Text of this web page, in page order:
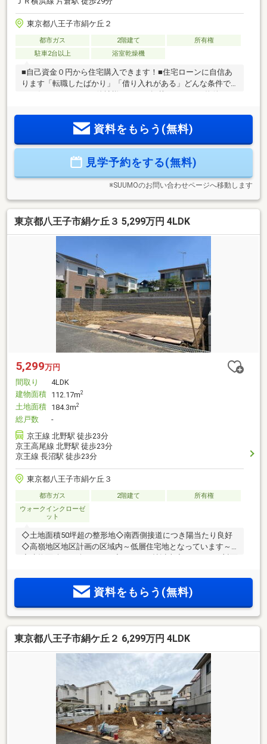
東京都八王子市絹ケ丘２
都市ガス 2階建て
所有権
駐車2台以上
浴室乾燥機
■自己資金０円から住宅購入できます！■住宅ローンに自信あ
ります「転職したばかり」「借り入れがある」どんな条件で
もお任せください！■他社様でネット掲載されている物件も、
日に限らず平日、営業時間外でもご対応可能です！東亜住宅
ではお客様が安心して頂けますよう常に新しい事を取り入れ
解消いたします。お住まい探しは東亜住宅にお任せくださ
い！ご見学予約は0120-60-1665【通話料無料】までお気軽に
資料をもらう(無料)
見学予約をする(無料)
※SUUMOのお問い合わせページへ移動します
東京都八王子市絹ケ丘３ 5,299万円 4LDK
5,299万円
間取り
4LDK
建物面積 112.17m2
土地面積 184.3m2
総戸数
-
京王線 北野駅 徒歩23分
京王高尾線 北野駅 徒歩23分
京王線 長沼駅 徒歩23分
東京都八王子市絹ケ丘３
都市ガス 2階建て
所有権
ウォークインクローゼ
ット
◇土地面積50坪超の整形地◇南西側接道につき陽当たり良好
◇高嶺地区地区計画の区域内～低層住宅地となっています～
気軽にお問い合わせください。～
資料をもらう(無料)
東京都八王子市絹ケ丘２ 6,299万円 4LDK